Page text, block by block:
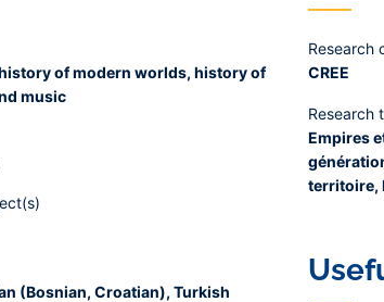
of modern worlds, history of
music
(Bosnian, Croatian), Turkish
Research
CREE
Research
Empires
territoire,